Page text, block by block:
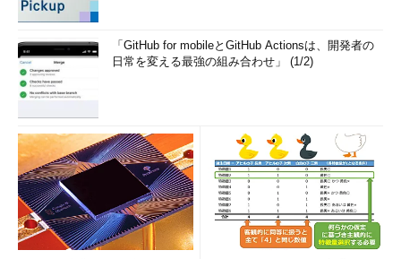
「GitHub for mobileとGitHub Actionsは、開発者の
日常を変える最強の組み合わせ」 (1/2)